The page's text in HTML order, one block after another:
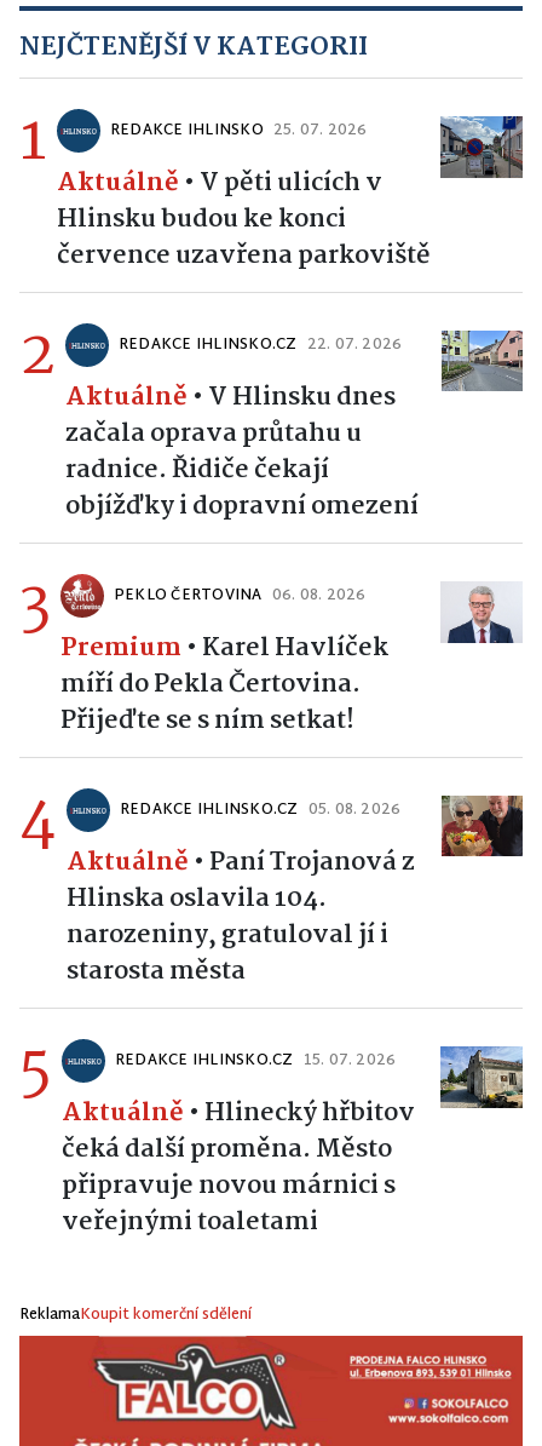
NEJČTENĚJŠÍ V KATEGORII
1 REDAKCE IHLINSKO 25. 07. 2026
Aktuálně • V pěti ulicích v
Hlinsku budou ke konci
července uzavřena parkoviště
2 REDAKCE IHLINSKO.CZ 22. 07. 2026
Aktuálně • V Hlinsku dnes
začala oprava průtahu u
radnice. Řidiče čekají
objížďky i dopravní omezení
3 PEKLO ČERTOVINA 06. 08. 2026
Premium • Karel Havlíček
míří do Pekla Čertovina.
Přijeďte se s ním setkat!
4 REDAKCE IHLINSKO.CZ 05. 08. 2026
Aktuálně • Paní Trojanová z
Hlinska oslavila 104.
narozeniny, gratuloval jí i
starosta města
5 REDAKCE IHLINSKO.CZ 15. 07. 2026
Aktuálně • Hlinecký hřbitov
čeká další proměna. Město
připravuje novou márnici s
veřejnými toaletami
ReklamaKoupit komerční sdělení